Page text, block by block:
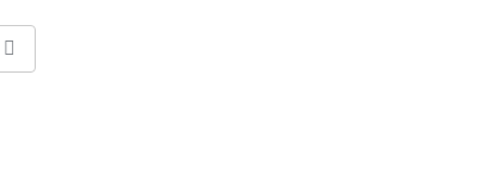
Share